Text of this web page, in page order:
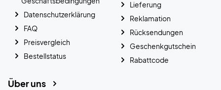
Datenschutzerklärung
FAQ
Preisvergleich
Bestellstatus
Lieferung
Reklamation
Rücksendungen
Geschenkgutschein
Rabattcode
Über uns